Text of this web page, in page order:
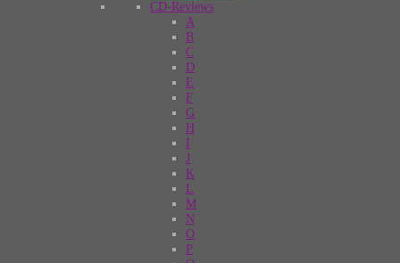
CD-Reviews
A
B
C
D
E
F
G
H
I
J
K
L
M
N
O
P